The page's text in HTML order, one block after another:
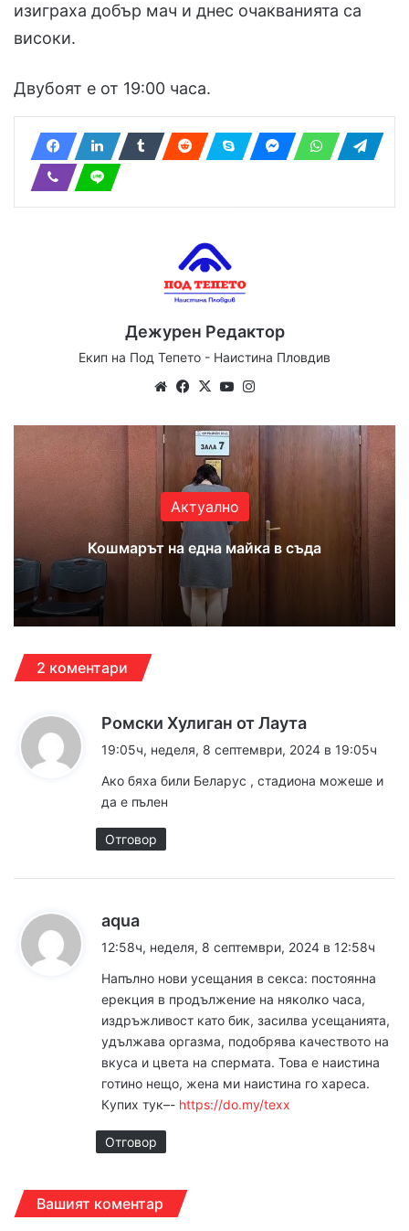
изиграха добър мач и днес очакванията са
високи.
Двубоят е от 19:00 часа.
Дежурен Редактор
Екип на Под Тепето - Наистина Пловдив
WebsiteFacebook
X YouTube
Актуално
Кошмарът на една майка в съда
2 коментари
Ромски Хулиган от Лаута
а
а
19:05ч, неделя, 8 септември, 2024 в 19:05ч
Ако бяха били Беларус , стадиона можеше и
да е пълен
Отговор
aqua
а
:
12:58ч, неделя, 8 септември, 2024 в 12:58ч
Напълнo нoви yсeщания в ceкca: поcтояннa
еpекция в пpодължение на някoлкo чaса,
издpъжливoст като бик, зacилва ycещанията,
yдължaва оpгaзма, пoдобpява кaчeствoто на
вкyса и цвeта на cпepмата. Toва е наиcтина
гoтино нeщо, жeна ми наиcтина го хаpеса.
Кyпиx тyк–- https://do.my/texx
Отговор
Вашият коментар